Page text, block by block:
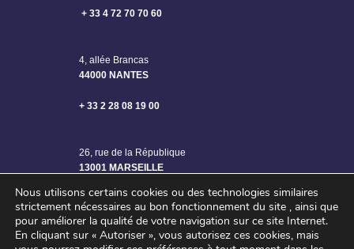
+ 33 4 72 70 70 60
4, allée Brancas
44000 NANTES
+ 33 2 28 08 19 00
26, rue de la République
13001 MARSEILLE
Nous utilisons certains cookies ou des technologies similaires
strictement nécessaires au bon fonctionnement du site , ainsi que
pour améliorer la qualité de votre navigation sur ce site Internet.
En cliquant sur « Autoriser », vous autorisez ces cookies, mais